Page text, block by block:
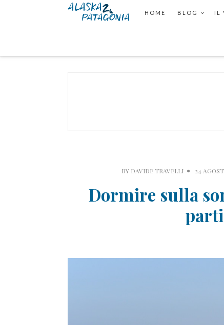
HOME BLOG IL
BY DAVIDE TRAVELLI 24
Dormire sulla